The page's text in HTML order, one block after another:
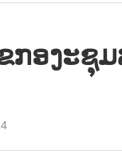
ກອ​ງະ​ຊຸ